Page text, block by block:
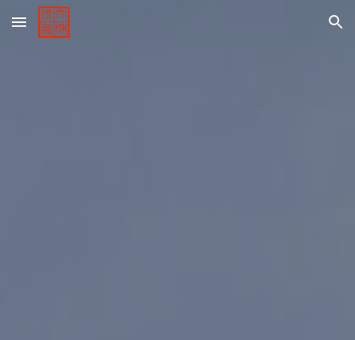
Skip to main content Skip to navigation